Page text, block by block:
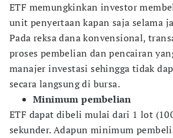
ETF memungkinkan investor
unit penyertaan kapan saja selama
Pada reksa dana konvensional,
proses pembelian dan pencairan
manajer investasi sehingga tidak
secara langsung di bursa.
Minimum pembelian
ETF dapat dibeli mulai dari 1 lot
sekunder. Adapun minimum